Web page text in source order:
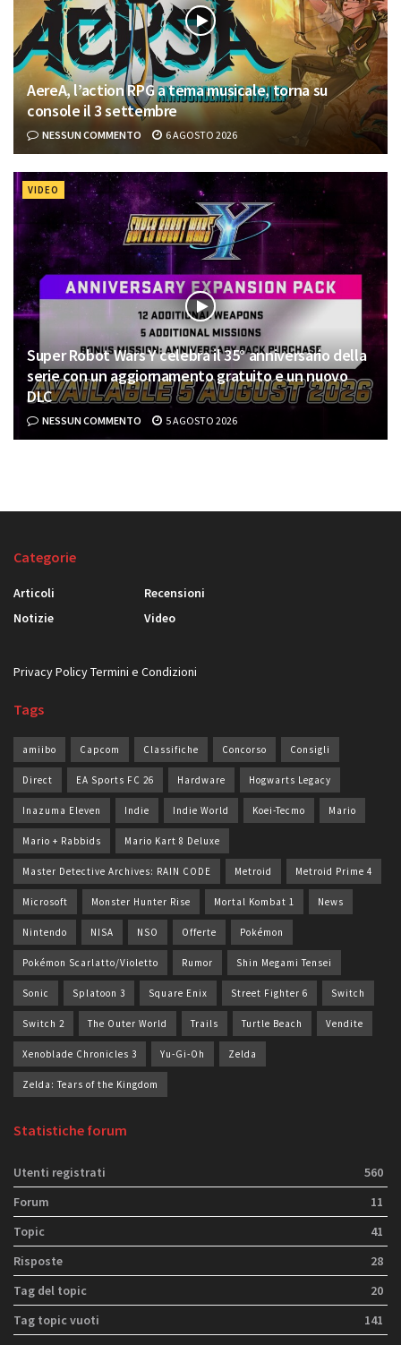
AereA, l’action RPG a tema musicale, torna su
console il 3 settembre
NESSUN COMMENTO 6 AGOSTO 2026
VIDEO
Super Robot Wars Y celebra il 35° anniversario della
serie con un aggiornamento gratuito e un nuovo
DLC
NESSUN COMMENTO 5 AGOSTO 2026
Categorie
Articoli
Notizie
Recensioni
Video
Privacy PolicyTermini e Condizioni
Tags
amiibo Capcom Classifiche Concorso Consigli
Direct EA Sports FC 26 Hardware Hogwarts Legacy
Inazuma Eleven Indie Indie World Koei-Tecmo Mario
Mario + Rabbids Mario Kart 8 Deluxe
Master Detective Archives: RAIN CODE Metroid Metroid Prime 4
Microsoft Monster Hunter Rise Mortal Kombat 1 News
Nintendo NISA NSO Offerte Pokémon
Pokémon Scarlatto/Violetto Rumor Shin Megami Tensei
Sonic Splatoon 3 Square Enix Street Fighter 6 Switch
Switch 2 The Outer World Trails Turtle Beach Vendite
Xenoblade Chronicles 3 Yu-Gi-Oh Zelda
Zelda: Tears of the Kingdom
Statistiche forum
Utenti registrati
560
Forum
11
Topic
41
Risposte
28
Tag del topic
20
Tag topic vuoti
141